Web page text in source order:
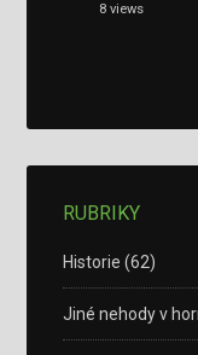
8 views
RUBRIKY
Historie (62)
Jiné nehody v